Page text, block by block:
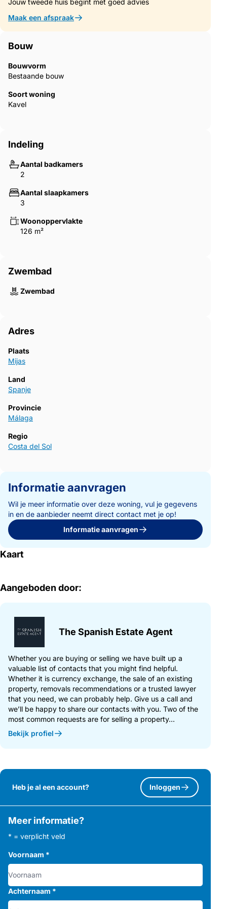
Jouw tweede huis begint met goed advies
Maak een afspraak
Bouw
Bouwvorm
Bestaande bouw
Soort woning
Kavel
Indeling
Aantal badkamers
2
Aantal slaapkamers
3
Woonoppervlakte
126 m²
Zwembad
Zwembad
Adres
Plaats
Mijas
Land
Spanje
Provincie
Málaga
Regio
Costa del Sol
Informatie aanvragen
Wil je meer informatie over deze woning, vul je gegevens
in en de aanbieder neemt direct contact met je op!
Informatie aanvragen
Kaart
Aangeboden door:
The Spanish Estate Agent
Whether you are buying or selling we have built up a
valuable list of contacts that you might find helpful.
Whether it is currency exchange, the sale of an existing
property, removals recommendations or a trusted lawyer
that you need, we can probably help. Give us a call and
we’ll be happy to share our contacts with you. Two of the
most common requests are for selling a property...
Bekijk profiel
Heb je al een account? Inloggen
Meer informatie?
* = verplicht veld
Voornaam *
Achternaam *